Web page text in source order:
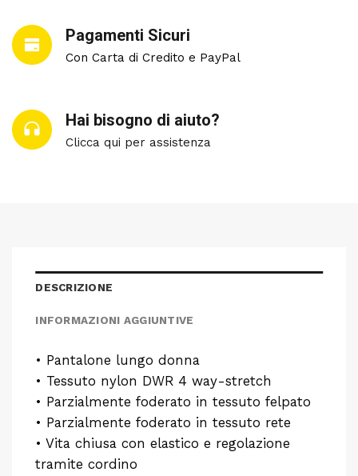
Pagamenti Sicuri
Con Carta di Credito e PayPal
Hai bisogno di aiuto?
Clicca qui per assistenza
DESCRIZIONE
INFORMAZIONI AGGIUNTIVE
• Pantalone lungo donna
• Tessuto nylon DWR 4 way-stretch
• Parzialmente foderato in tessuto felpato
• Parzialmente foderato in tessuto rete
• Vita chiusa con elastico e regolazione
tramite cordino